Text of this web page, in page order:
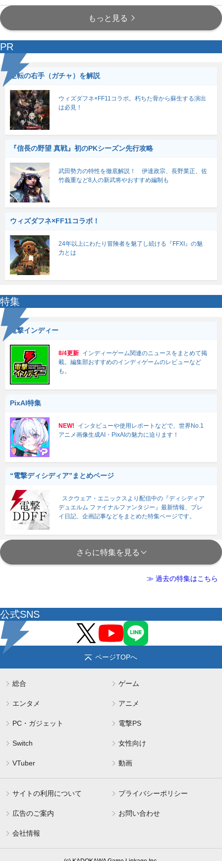
もっと見る
PR
逆転の右手（ガチャ）を解説
ウィズダフネ×FF11コラボ。朽ちた骨から蘇生する演出
は必見！
『信長の野望 真戦』初のPKシーズン先行攻略
武田勢力の特性を徹底解説！ 伊達政宗、長野業正、佐
竹義重など8人の新武将やおすすめ編制も
ウィズダフネ×FF11コラボ！
24年以上にわたり冒険者を魅了し続ける『FFXI』の魅
力とは
特集
電撃インディー
8/4更新 インディーゲーム関連のニュースをまとめて掲
載。編集部おすすめのインディゲームのレビューなど
も。
PixAI特集
NEW!
インタビューや使用レポートなどで、世界No.1
アニメ画像生成AI・PixAIの魅力に迫ります！
“電撃ディシディア”まとめページ
スクウェア・エニックスより配信中の『ディシディア
デュエルム ファイナルファンタジー』最新情報、プレ
イ日記、企画記事などをまとめた特集ページです。
さらに特集を見る
≫ 過去の特集はこちら
公式SNS
ページTOPへ
総合 ゲーム
エンタメ アニメ
PC・ガジェット 電撃PS
Switch 女性向け
VTuber 動画
サイトの利用について プライバシーポリシー
広告のご案内 お問い合わせ
会社情報